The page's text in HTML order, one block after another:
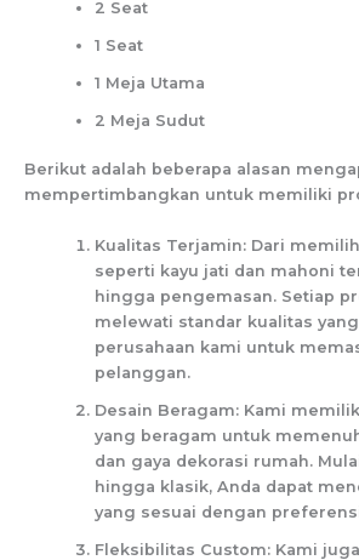
2 Seat
1 Seat
1 Meja Utama
2 Meja Sudut
Berikut adalah beberapa alasan
mempertimbangkan untuk memiliki
Kualitas Terjamin: Dari
seperti kayu jati dan mahoni
hingga pengemasan. Setiap
melewati standar kualitas
perusahaan kami untuk
pelanggan.
Desain Beragam: Kami
yang beragam untuk
dan gaya dekorasi rumah.
hingga klasik, Anda dapat
yang sesuai dengan
Fleksibilitas Custom: Kami